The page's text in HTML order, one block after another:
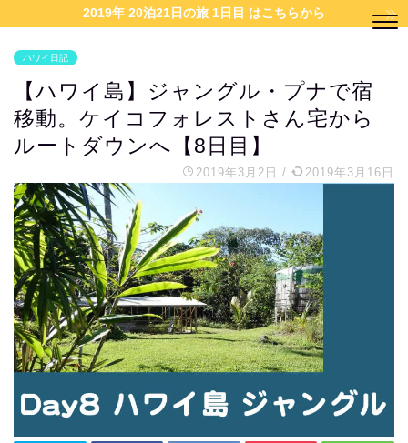
2019年 20泊21日の旅 1日目 はこちらから
ハワイ日記
【ハワイ島】ジャングル・プナで宿
移動。ケイコフォレストさん宅から
ルートダウンへ【8日目】
2019年3月2日 / 2019年3月16日